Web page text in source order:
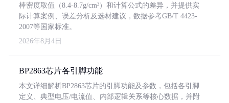
棒密度取值（8.4-8.7g/cm³）和计算公式的差异，并提供实
际计算案例、误差分析及选材建议，数据参考GB/T 4423-
2007等国家标准。
2026年8月4日
BP2863芯片各引脚功能
本文详细解析BP2863芯片的引脚功能及参数，包括各引脚
定义、典型电压/电流值、内部逻辑关系等核心数据，并附